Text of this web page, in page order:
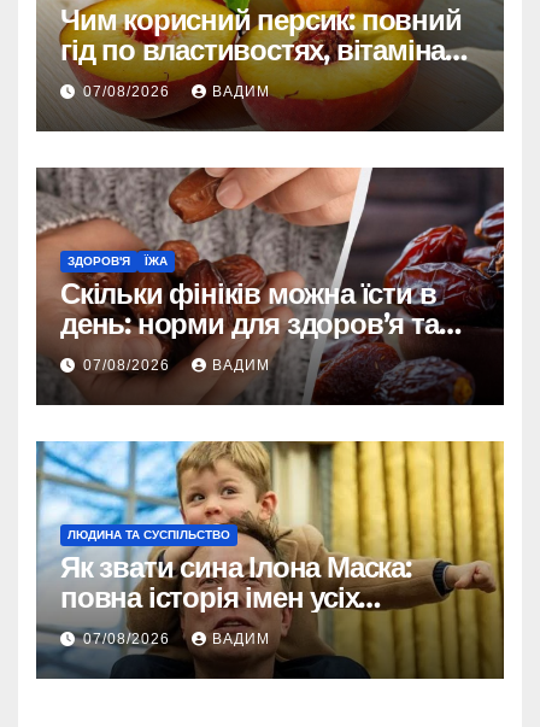
Чим корисний персик: повний
гід по властивостях, вітамінах і
впливі на організм
07/08/2026 ВАДИМ
ЗДОРОВ'Я ЇЖА
Скільки фініків можна їсти в
день: норми для здоров’я та
енергії
07/08/2026 ВАДИМ
ЛЮДИНА ТА СУСПІЛЬСТВО
Як звати сина Ілона Маска:
повна історія імен усіх
хлопчиків мільярдера
07/08/2026 ВАДИМ